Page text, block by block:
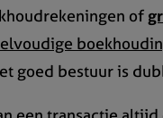
of
goed bestuur is